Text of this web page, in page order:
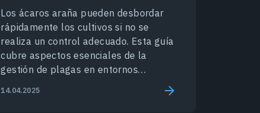
Los ácaros araña pueden desbordar
rápidamente los cultivos si no se
realiza un control adecuado. Esta guía
cubre aspectos esenciales de la
gestión de plagas en entornos
14.04.2025